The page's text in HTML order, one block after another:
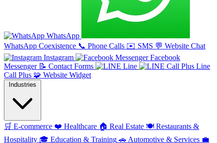
WhatsApp
WhatsApp Coexistence 📞 Phone Calls ✉️ SMS 💬 Website Chat
Instagram
Facebook
Messenger 📝 Contact Forms Line
Line
Call Plus 🧩 Website Widget
Industries
🛒 E-commerce ❤️ Healthcare 🏠 Real Estate 🍽️ Restaurants &
Hospitality 🎓 Education & Training 🚗 Automotive & Services 💼